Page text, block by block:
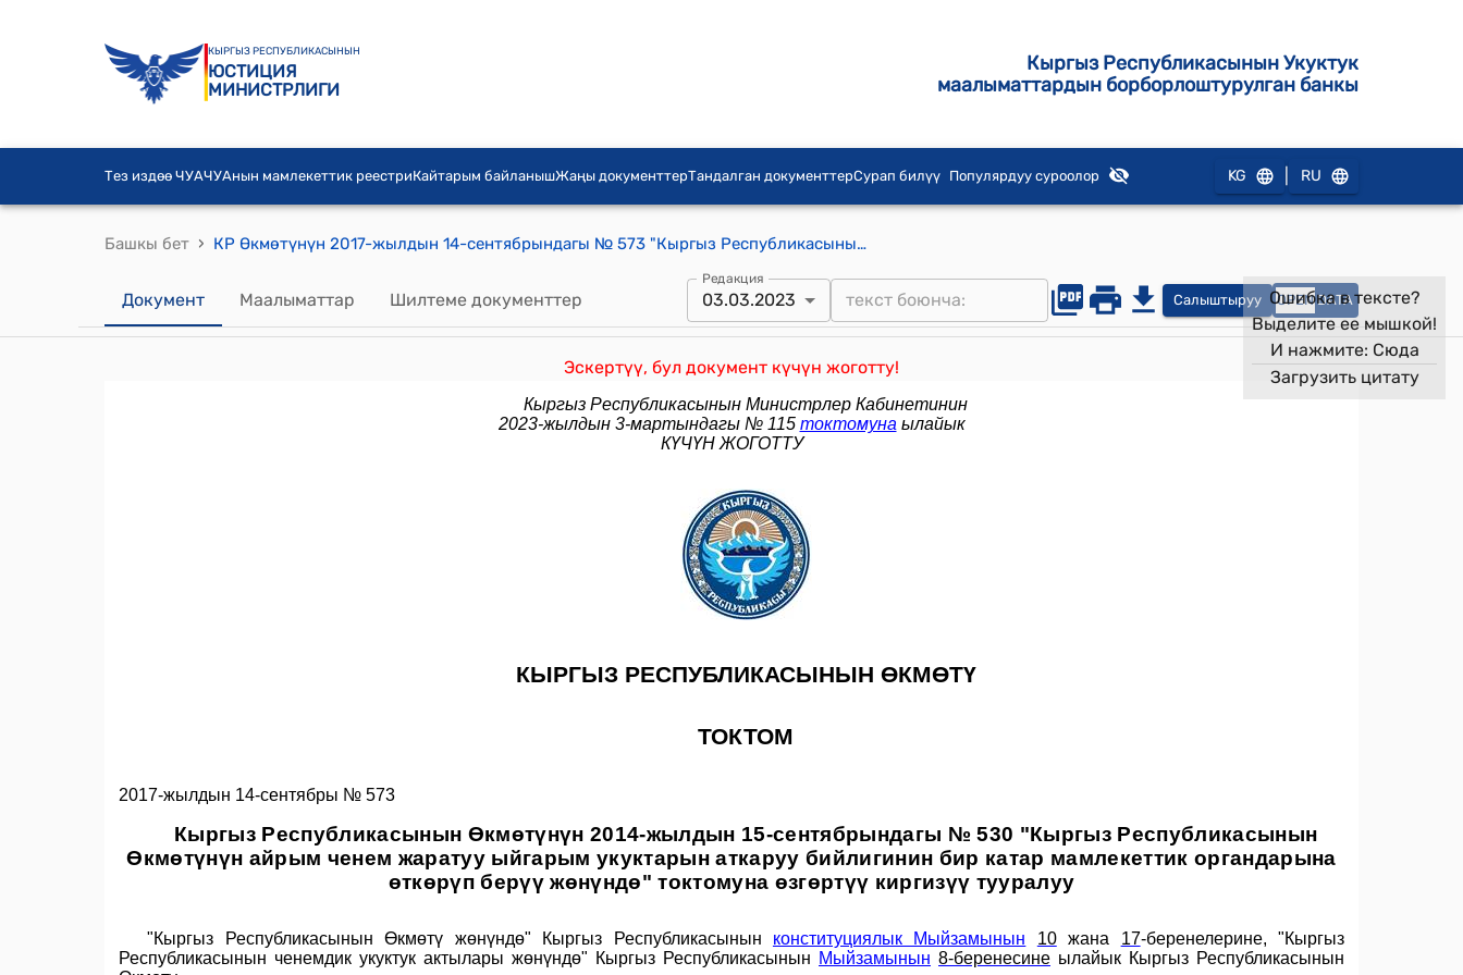
КЫРГЫЗ РЕСПУБЛИКАСЫНЫН
ЮСТИЦИЯ
МИНИСТРЛИГИ
Кыргыз Республикасынын Укуктук
маалыматтардын борборлоштурулган банкы
Тез издөө ЧУАЧУАнын мамлекеттик реестриКайтарым байланышЖаңы документтерТандалган документтерСурап билүү Популярдуу суроолор KG RU
Башкы бет › КР Өкмөтүнүн 2017-жылдын 14-сентябрындагы № 573 "Кыргыз Республикасынын Өкмөтүнүн 2014-жылдын 15-сентябрындагы № 530 "Кыргыз Республикасынын Өкмөтүнүн айрым ченем жаратуу ыйгарым укуктарын аткаруу бийлигинин бир катар мамлекеттик органдарына өткөрүп берүү жөнүндө" токтомуна өзгөртүү киргизүү тууралуу" токтому
Документ Маалыматтар Шилтеме документтер
Редакция
03.03.2023 Салыштыруу OPEN DATA
Эскертүү, бул документ күчүн жоготту!
Ошибка в тексте?
Выделите ее мышкой!
И нажмите: Сюда
Загрузить цитату